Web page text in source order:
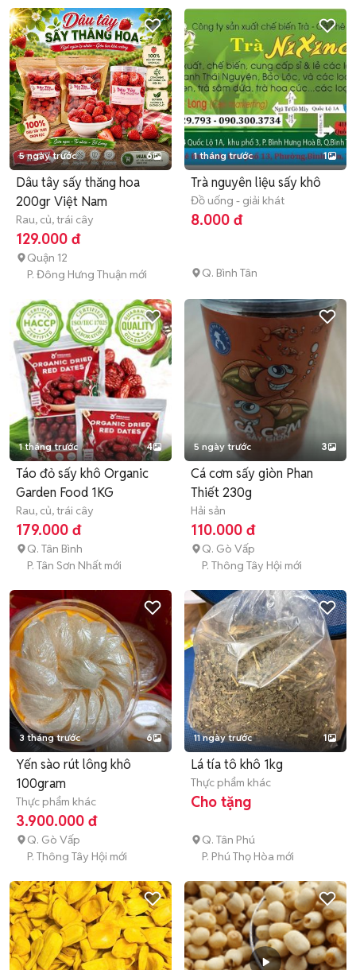
5 ngày trước 6
Dâu tây sấy thăng hoa
200gr Việt Nam
Rau, củ, trái cây
129.000 đ
Quận 12
P. Đông Hưng Thuận mới
1 tháng trước 1
Trà nguyên liệu sấy khô
Đồ uống - giải khát
8.000 đ
Q. Bình Tân
1 tháng trước 4
Táo đỏ sấy khô Organic
Garden Food 1KG
Rau, củ, trái cây
179.000 đ
Q. Tân Bình
P. Tân Sơn Nhất mới
5 ngày trước 3
Cá cơm sấy giòn Phan
Thiết 230g
Hải sản
110.000 đ
Q. Gò Vấp
P. Thông Tây Hội mới
3 tháng trước 6
Yến sào rút lông khô
100gram
Thực phẩm khác
3.900.000 đ
Q. Gò Vấp
P. Thông Tây Hội mới
11 ngày trước 1
Lá tía tô khô 1kg
Thực phẩm khác
Cho tặng
Q. Tân Phú
P. Phú Thọ Hòa mới